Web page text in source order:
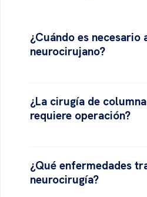
¿Cuándo es necesario
neurocirujano?
¿La cirugía de
requiere operación?
¿Qué enfermedades
neurocirugía?